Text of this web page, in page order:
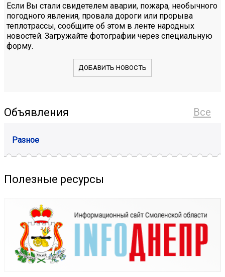
Если Вы стали свидетелем аварии, пожара, необычного
погодного явления, провала дороги или прорыва
теплотрассы, сообщите об этом в ленте народных
новостей. Загружайте фотографии через специальную
форму.
ДОБАВИТЬ НОВОСТЬ
Все
Объявления
Разное
Полезные ресурсы